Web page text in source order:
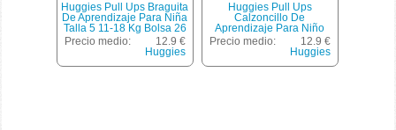
Huggies Pull Ups Braguita
De Aprendizaje Para Niña
Talla 5 11-18 Kg Bolsa 26
Unidades
Precio medio:
12.9 €
Huggies
Huggies Pull Ups
Calzoncillo De
Aprendizaje Para Niño
Talla 5 11-18 Kg Bolsa 26
Unidades
Precio medio:
12.9 €
Huggies